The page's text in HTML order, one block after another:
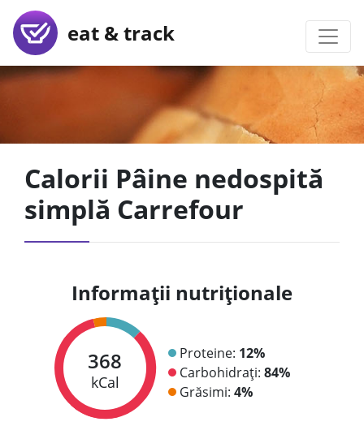
eat & track
Calorii Pâine nedospită
simplă Carrefour
Informații nutriționale
368
kCal
Proteine: 12%
Carbohidrați: 84%
Grăsimi: 4%